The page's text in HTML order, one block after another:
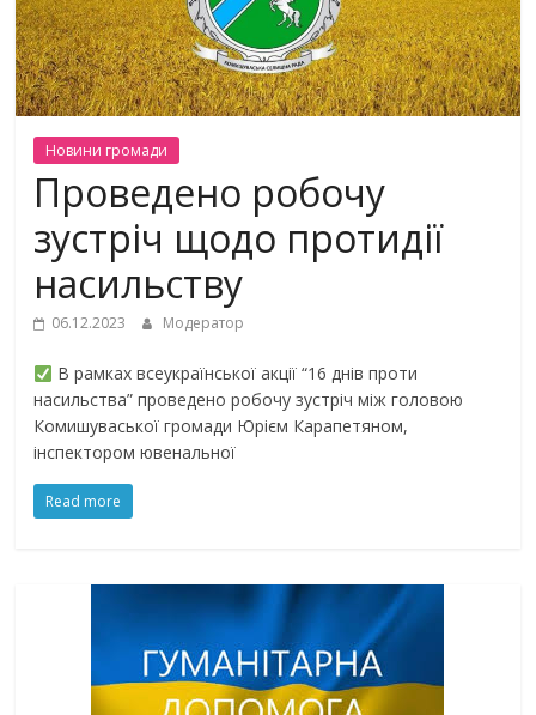
Новини громади
Проведено робочу
зустріч щодо протидії
насильству
06.12.2023 Модератор
В рамках всеукраїнської акції “16 днів проти
насильства” проведено робочу зустріч між головою
Комишуваської громади Юрієм Карапетяном,
інспектором ювенальної
Read more